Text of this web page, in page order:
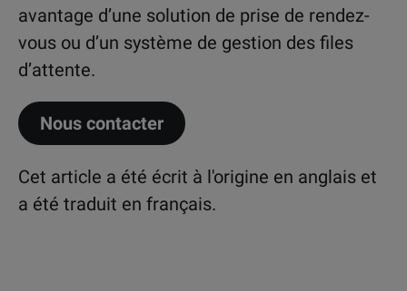
avantage d’une solution de prise de rendez-
vous ou d’un système de gestion des files
d’attente.
Nous contacter
Cet article a été écrit à l'origine en anglais et
a été traduit en français.